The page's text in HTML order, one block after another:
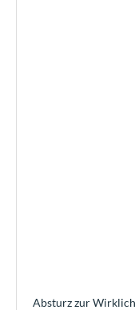
Absturz zur